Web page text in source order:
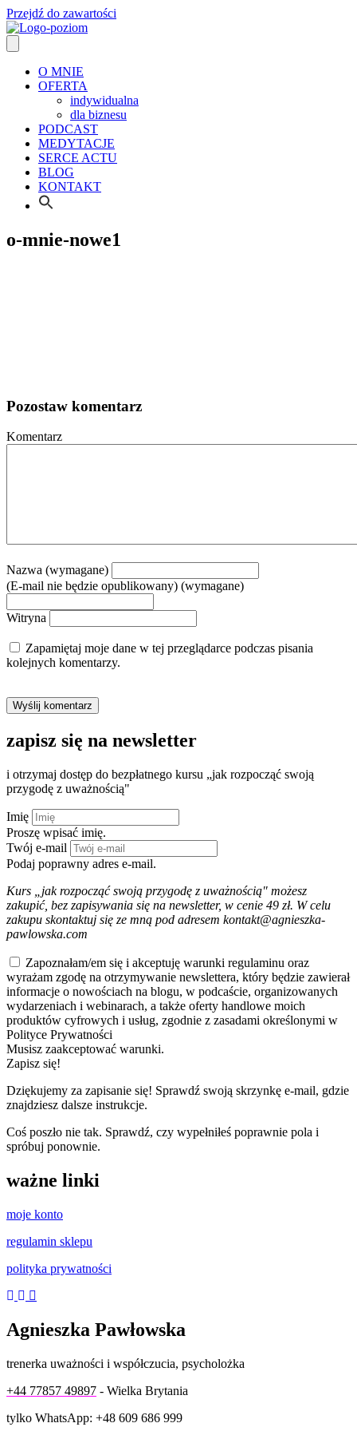
Przejdź do zawartości
O MNIE
OFERTA
indywidualna
dla biznesu
PODCAST
MEDYTACJE
SERCE ACTU
BLOG
KONTAKT
o-mnie-nowe1
Pozostaw komentarz
Komentarz
Nazwa (wymagane)
(E-mail nie będzie opublikowany) (wymagane)
Witryna
Zapamiętaj moje dane w tej przeglądarce podczas pisania
kolejnych komentarzy.
zapisz się na newsletter
i otrzymaj dostęp do bezpłatnego kursu „jak rozpocząć swoją
przygodę z uważnością"
Imię
Proszę wpisać imię.
Twój e-mail
Podaj poprawny adres e-mail.
Kurs „jak rozpocząć swoją przygodę z uważnością" możesz
zakupić, bez zapisywania się na newsletter, w cenie 49 zł. W celu
zakupu skontaktuj się ze mną pod adresem kontakt@agnieszka-
pawlowska.com
Zapoznałam/em się i akceptuję warunki regulaminu oraz
wyrażam zgodę na otrzymywanie newslettera, który będzie zawierał
informacje o nowościach na blogu, w podcaście, organizowanych
wydarzeniach i webinarach, a także oferty handlowe moich
produktów cyfrowych i usług, zgodnie z zasadami określonymi w
Polityce Prywatności
Musisz zaakceptować warunki.
Zapisz się!
Dziękujemy za zapisanie się! Sprawdź swoją skrzynkę e-mail, gdzie
znajdziesz dalsze instrukcje.
Coś poszło nie tak. Sprawdź, czy wypełniłeś poprawnie pola i
spróbuj ponownie.
ważne linki
moje konto
regulamin sklepu
polityka prywatności
Agnieszka Pawłowska
trenerka uważności i współczucia, psycholożka
+44 77857 49897 - Wielka Brytania
tylko WhatsApp: +48 609 686 999